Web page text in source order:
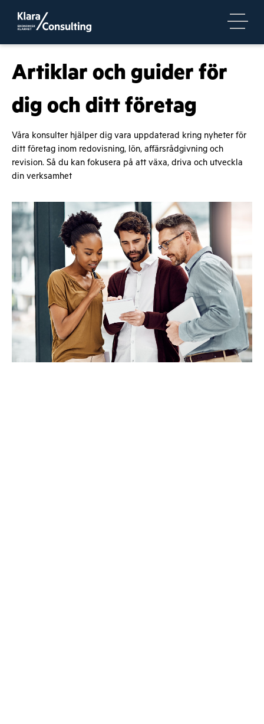
Artiklar och guider för
dig och ditt företag
Våra konsulter hjälper dig vara uppdaterad kring nyheter för
ditt företag inom redovisning, lön, affärsrådgivning och
revision. Så du kan fokusera på att växa, driva och utveckla
din verksamhet